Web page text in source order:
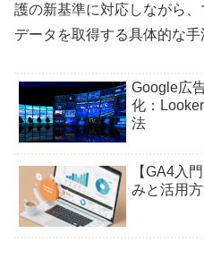
護の新基準に対応しながら
データを取得する具体的な手
Google広
化：
法
【GA4入
みと活用